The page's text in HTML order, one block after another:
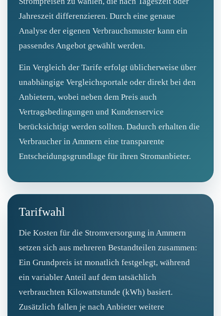
Jahreszeit differenzieren. Durch eine genaue
Analyse der eigenen Verbrauchsmuster kann ein
passendes Angebot gewählt werden.
Ein Vergleich der Tarife erfolgt üblicherweise über
unabhängige Vergleichsportale oder direkt bei den
Anbietern, wobei neben dem Preis auch
Vertragsbedingungen und Kundenservice
berücksichtigt werden sollten. Dadurch erhalten die
Verbraucher in Ammern eine transparente
Entscheidungsgrundlage für ihren Stromanbieter.
Tarifwahl
Die Kosten für die Stromversorgung in Ammern
setzen sich aus mehreren Bestandteilen zusammen:
Ein Grundpreis ist monatlich festgelegt, während
ein variabler Anteil auf dem tatsächlich
verbrauchten Kilowattstunde (kWh) basiert.
Zusätzlich fallen je nach Anbieter weitere